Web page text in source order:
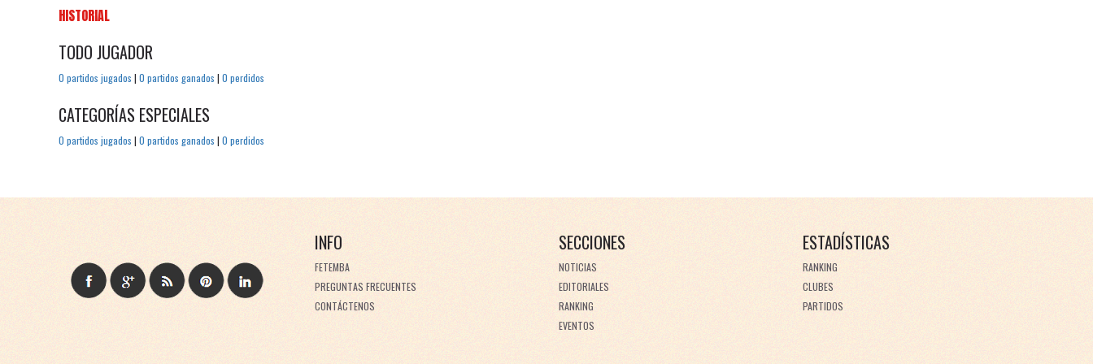
HISTORIAL
TODO JUGADOR
0 partidos jugados | 0 partidos ganados | 0 perdidos
CATEGORÍAS ESPECIALES
0 partidos jugados | 0 partidos ganados | 0 perdidos
INFO
FETEMBA
PREGUNTAS FRECUENTES
CONTÁCTENOS
SECCIONES
NOTICIAS
EDITORIALES
RANKING
EVENTOS
ESTADÍSTICAS
RANKING
CLUBES
PARTIDOS